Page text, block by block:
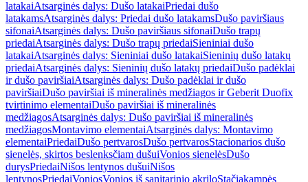
latakaiAtsarginės dalys: Dušo latakaiPriedai dušo
latakamsAtsarginės dalys: Priedai dušo latakamsDušo paviršiaus
sifonaiAtsarginės dalys: Dušo paviršiaus sifonaiDušo trapų
priedaiAtsarginės dalys: Dušo trapų priedaiSieniniai dušo
latakaiAtsarginės dalys: Sieniniai dušo latakaiSieninių dušo latakų
priedaiAtsarginės dalys: Sieninių dušo latakų priedaiDušo padėklai
ir dušo paviršiaiAtsarginės dalys: Dušo padėklai ir dušo
paviršiaiDušo paviršiai iš mineralinės medžiagos ir Geberit Duofix
tvirtinimo elementaiDušo paviršiai iš mineralinės
medžiagosAtsarginės dalys: Dušo paviršiai iš mineralinės
medžiagosMontavimo elementaiAtsarginės dalys: Montavimo
elementaiPriedaiDušo pertvarosDušo pertvarosStacionarios dušo
sienelės, skirtos beslenksčiam dušuiVonios sienelėsDušo
durysPriedaiNišos lentynos dušuiNišos
lentynosPriedaiVoniosVonios iš sanitarinio akriloStačiakampės